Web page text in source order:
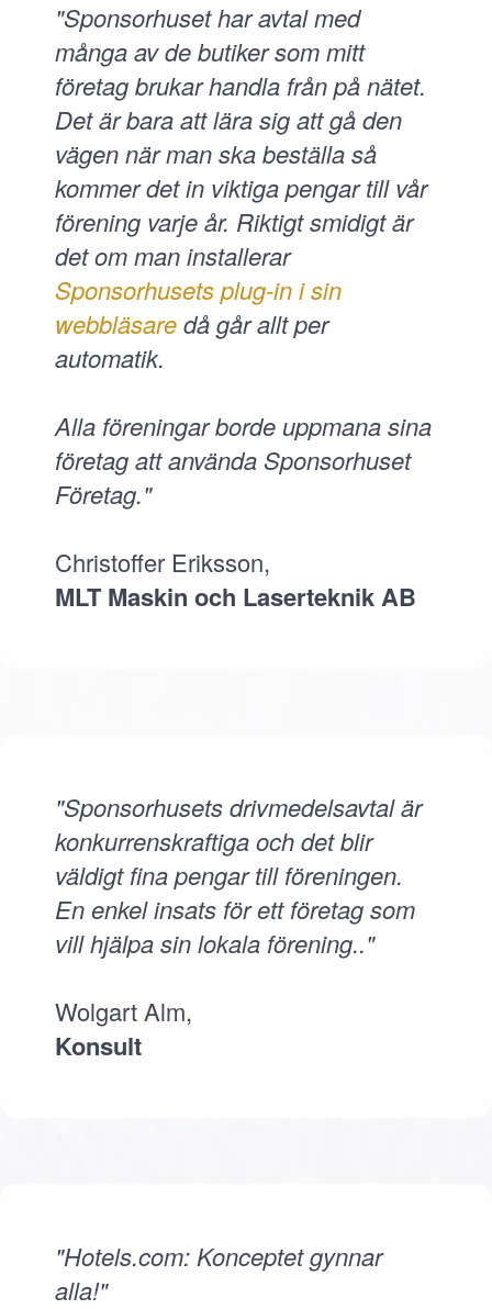
"Sponsorhuset har avtal med
många av de butiker som mitt
företag brukar handla från på nätet.
Det är bara att lära sig att gå den
vägen när man ska beställa så
kommer det in viktiga pengar till vår
förening varje år. Riktigt smidigt är
det om man installerar
Sponsorhusets plug-in i sin
webbläsaredå går allt per
automatik.
Alla föreningar borde uppmana sina
företag att använda Sponsorhuset
Företag."
Christoffer Eriksson,
MLT Maskin och Laserteknik AB
"Sponsorhusets drivmedelsavtal är
konkurrenskraftiga och det blir
väldigt fina pengar till föreningen.
En enkel insats för ett företag som
vill hjälpa sin lokala förening.."
Wolgart Alm,
Konsult
"Hotels.com: Konceptet gynnar
alla!"